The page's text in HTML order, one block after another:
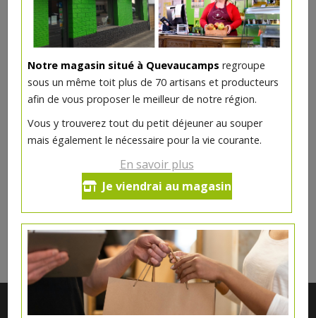
Notre magasin situé à Quevaucamps regroupe
sous un même toit plus de 70 artisans et producteurs
afin de vous proposer le meilleur de notre région.
Vous y trouverez tout du petit déjeuner au souper
mais également le nécessaire pour la vie courante.
En savoir plus
Je viendrai au magasin
Crème glacée amaretto 150ml
Ce produit est indisponible pour le moment.
DANS LA MÊME CATÉGORIE ...